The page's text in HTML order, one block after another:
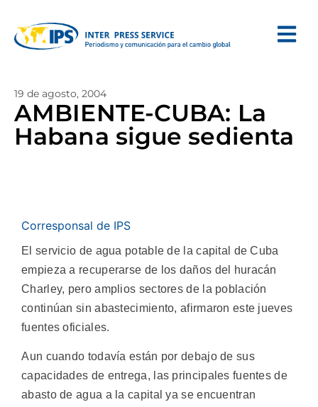
19 de agosto, 2004
AMBIENTE-CUBA: La
Habana sigue sedienta
Corresponsal de IPS
El servicio de agua potable de la capital de Cuba
empieza a recuperarse de los daños del huracán
Charley, pero amplios sectores de la población
continúan sin abastecimiento, afirmaron este jueves
fuentes oficiales.
Aun cuando todavía están por debajo de sus
capacidades de entrega, las principales fuentes de
abasto de agua a la capital ya se encuentran